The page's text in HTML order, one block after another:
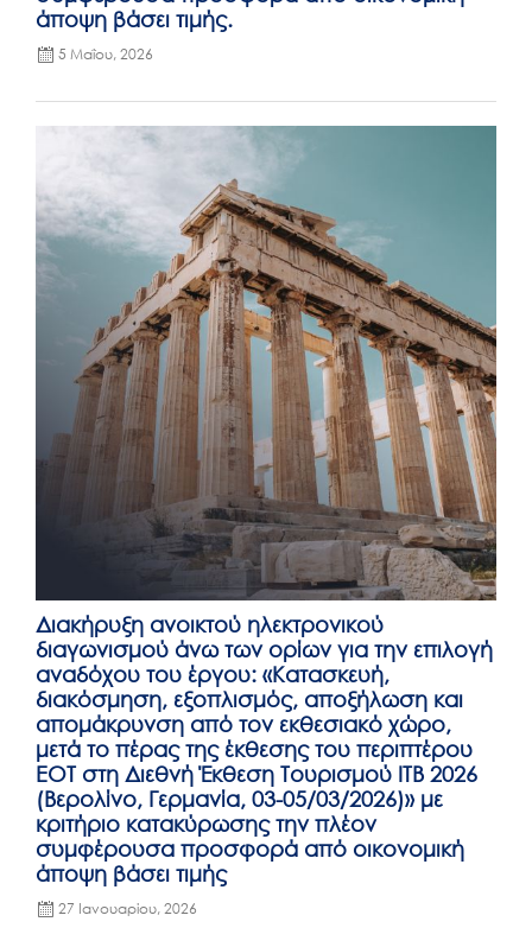
άποψη βάσει τιμής.
5 Μαΐου, 2026
Διακήρυξη ανοικτού ηλεκτρονικού
διαγωνισμού άνω των ορίων για την επιλογή
αναδόχου του έργου: «Κατασκευή,
διακόσμηση, εξοπλισμός, αποξήλωση και
απομάκρυνση από τον εκθεσιακό χώρο,
μετά το πέρας της έκθεσης του περιπτέρου
ΕΟΤ στη Διεθνή Έκθεση Τουρισμού ITB 2026
(Βερολίνο, Γερμανία, 03-05/03/2026)» με
κριτήριο κατακύρωσης την πλέον
συμφέρουσα προσφορά από οικονομική
άποψη βάσει τιμής
27 Ιανουαρίου, 2026